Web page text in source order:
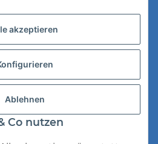
akzeptieren
Ablehnen
Co nutzen